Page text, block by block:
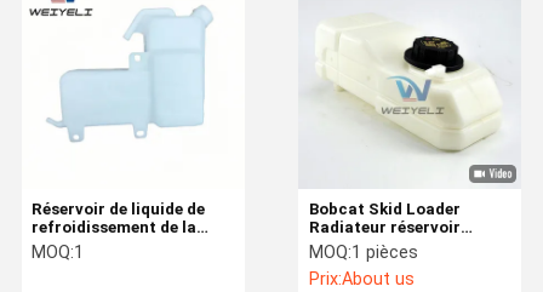
Réservoir de liquide de
refroidissement de la
bouteille de débordement
du radiateur de camion
MOQ:1
Bobcat Skid Loader
Radiateur réservoir
d'expansion bouilloire
auxiliaire 6736379
T40140 T40180 TL360
MOQ:1 pièces
Prix:About us